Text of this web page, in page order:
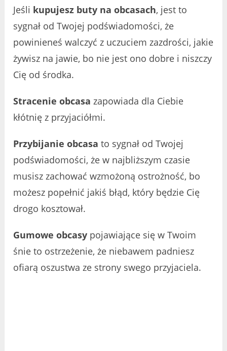
Jeśli kupujesz buty na obcasach, jest to
sygnał od Twojej podświadomości, że
powinieneś walczyć z uczuciem zazdrości, jakie
żywisz na jawie, bo nie jest ono dobre i niszczy
Cię od środka.
Stracenie obcasa zapowiada dla Ciebie
kłótnię z przyjaciółmi.
Przybijanie obcasa to sygnał od Twojej
podświadomości, że w najbliższym czasie
musisz zachować wzmożoną ostrożność, bo
możesz popełnić jakiś błąd, który będzie Cię
drogo kosztował.
Gumowe obcasy pojawiające się w Twoim
śnie to ostrzeżenie, że niebawem padniesz
ofiarą oszustwa ze strony swego przyjaciela.